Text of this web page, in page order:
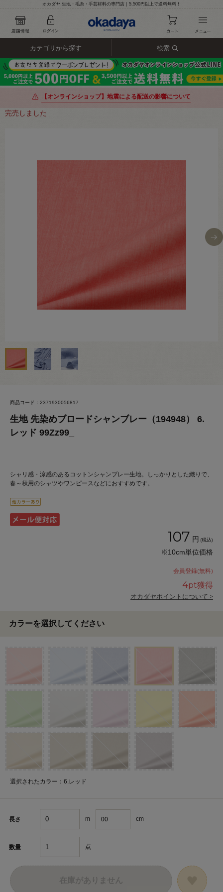
オカダヤ 生地・毛糸・手芸材料の専門店｜5,500円以上で送料無料！
カテゴリから探す 検索
【オンラインショップ】地震による配送の影響について
完売しました
商品コード：2371930056817
生地 先染めブロードシャンブレー（194948） 6.
レッド 99Zz99_
シャリ感・涼感のあるコットンシャンブレー生地。しっかりとした織りで、
春～秋用のシャツやワンピースなどにおすすめです。
107 円 (税込)
※10cm単位価格
会員登録(無料)
4pt獲得
オカダヤポイントについて >
カラーを選択してください
選択されたカラー：6.レッド
長さ m cm
数量 点